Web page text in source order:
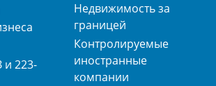
и 223-
Недвижимость за
границей
Контролируемые
иностранные
компании